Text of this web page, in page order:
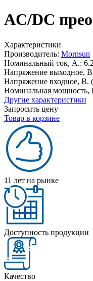
AC/DC
Характеристики
Производитель: Mornsun
Номинальный ток, А.:
Напряжение выходное,
Напряжение входное, В.
Номинальная мощность,
Другие характеристики
Запросить цену
Товар в корзине
11 лет на рынке
Доступность продукции
Качество